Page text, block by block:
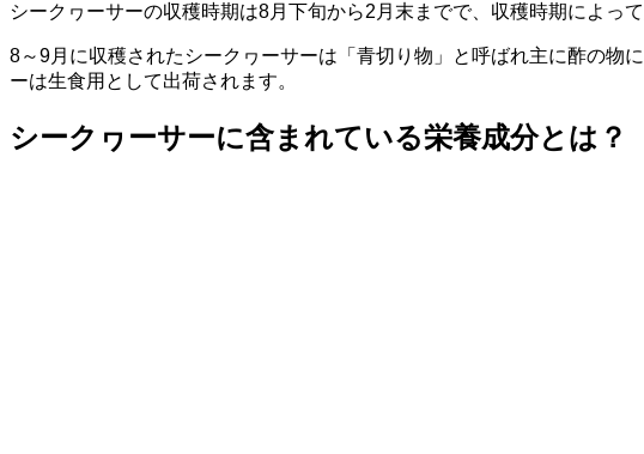
シークヮーサーの収穫時期は8月下旬から2月末までで、収穫時期によって
8～9月に収穫されたシークヮーサーは「青切り物」と呼ばれ主に酢の物
ーは生食用として出荷されます。
シークヮーサーに含まれている栄養成分とは？